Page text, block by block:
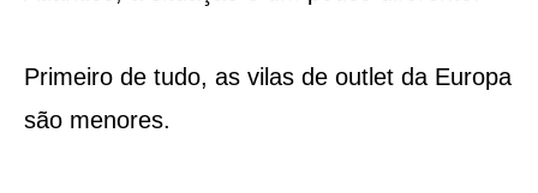
Primeiro de tudo, as vilas de outlet da Europa
são menores.